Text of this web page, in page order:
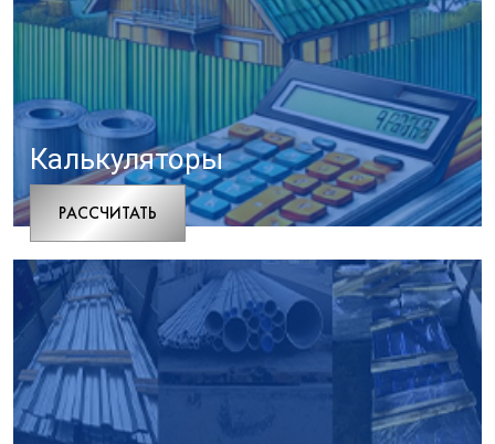
Калькуляторы
РАCСЧИТАТЬ